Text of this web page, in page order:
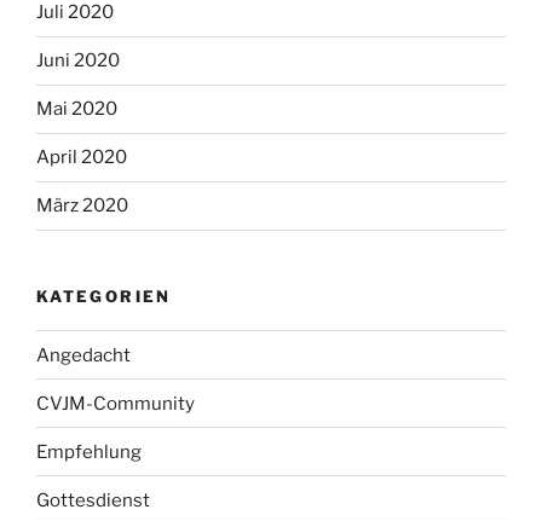
Juli 2020
Juni 2020
Mai 2020
April 2020
März 2020
KATEGORIEN
Angedacht
CVJM-Community
Empfehlung
Gottesdienst